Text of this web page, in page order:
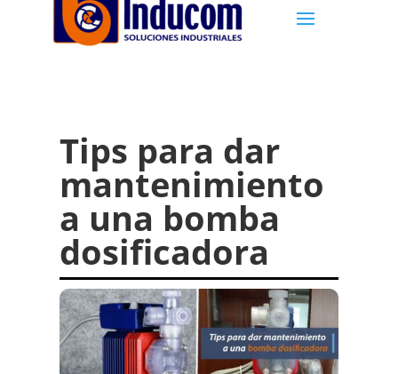
Tips para dar
mantenimiento
a una bomba
dosificadora